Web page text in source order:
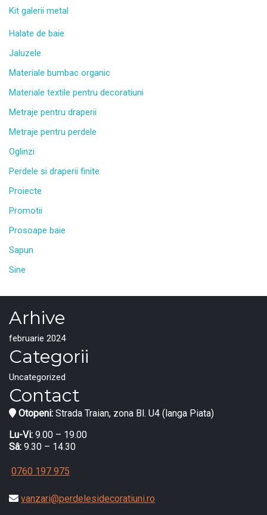
Kit galerii metal
Halate de baie
Jaluzele
Materiale bumbac organic
Materiale textile pentru decoratiuni
Metraje pentru draperii
Metraje pentru perdele
Oglinzi
Perdele si draperii finite
Proiecte
Promotii
Prosoape baie
Sapun
Sine
Arhive
februarie 2024
Categorii
Uncategorized
Contact
Otopeni: Strada Traian, zona Bl. U4 (langa Piata)
Lu-Vi: 9.00 – 19.00
Sâ: 9.30 – 14.30
0760 197 975
vanzari@perdelesidecoratiuni.ro